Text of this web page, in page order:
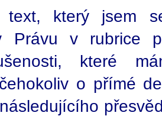
text, který jsem
Právu v rubrice
které
o přímé